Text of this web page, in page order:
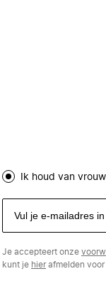
Ik houd van
Je accepteert onze
kunt je hierafmelden voor